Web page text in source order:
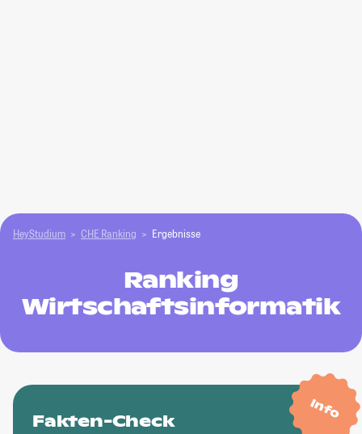
HeyStudium CHE Ranking Ergebnisse
Ranking
Wirtschaftsinformatik
Info
Fakten-Check